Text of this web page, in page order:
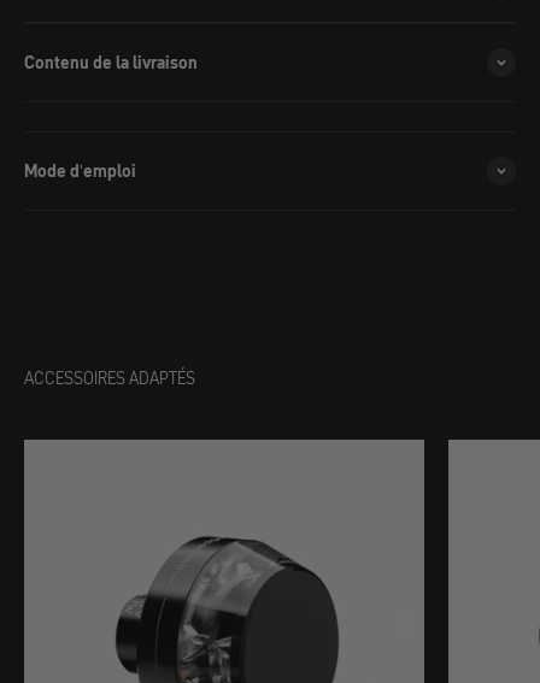
Contenu de la livraison
Mode d'emploi
ACCESSOIRES ADAPTÉS